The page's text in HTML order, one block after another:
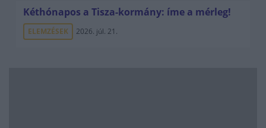
Kéthónapos a Tisza-kormány: íme a mérleg!
ELEMZÉSEK 2026. júl. 21.